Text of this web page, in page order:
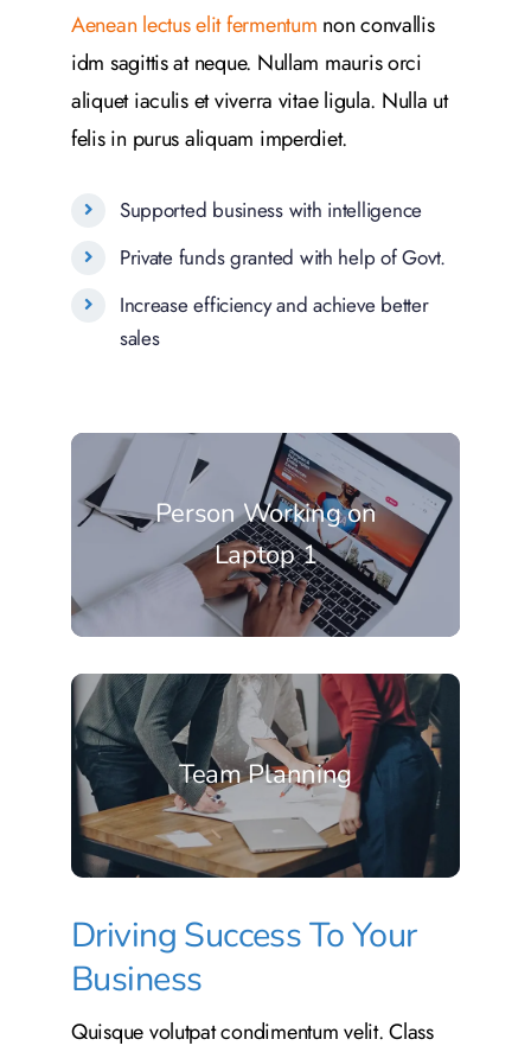
Aenean lectus elit fermentum non convallis
idm sagittis at neque. Nullam mauris orci
aliquet iaculis et viverra vitae ligula. Nulla ut
felis in purus aliquam imperdiet.
Supported business with intelligence
Private funds granted with help of Govt.
Increase efficiency and achieve better
sales
Person Working on
Laptop 1
Team Planning
Driving Success To Your
Business
Quisque volutpat condimentum velit. Class